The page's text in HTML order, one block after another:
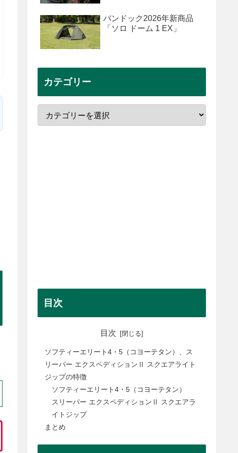
バンドック2026年新商品
「ソロ ドーム 1 EX」
カテゴリー
目次
目次
ソフティーエリート4・5（コヨーテタン）、ス
リーパー エクスペディションⅡ スクエアライト
ジップの特徴
ソフティーエリート4・5（コヨーテタン）
スリーパー エクスペディションⅡ スクエアラ
イトジップ
まとめ